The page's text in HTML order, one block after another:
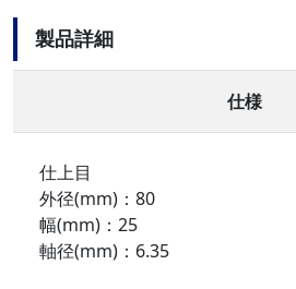
製品詳細
仕様
仕上目
外径(mm)：80
幅(mm)：25
軸径(mm)：6.35